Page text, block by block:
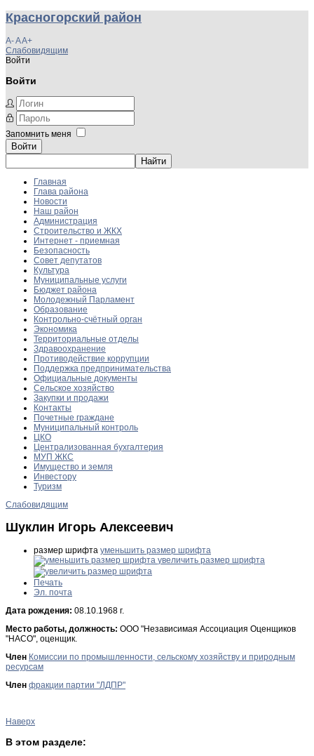
Красногорский район
A-AA+
Слабовидящим
Войти
Войти
Запомнить меня
Войти
Главная
Глава района
Новости
Наш район
Администрация
Строительство и ЖКХ
Интернет - приемная
Безопасность
Совет депутатов
Культура
Муниципальные услуги
Бюджет района
Молодежный Парламент
Образование
Контрольно-счётный орган
Экономика
Территориальные отделы
Здравоохранение
Противодействие коррупции
Поддержка предпринимательства
Официальные документы
Сельское хозяйство
Закупки и продажи
Контакты
Почетные граждане
Муниципальный контроль
ЦКО
Централизованная бухгалтерия
МУП ЖКС
Имущество и земля
Инвестору
Туризм
Слабовидящим
Шуклин Игорь Алексеевич
размер шрифта уменьшить размер шрифта
увеличить размер шрифта
Печать
Эл. почта
Дата рождения: 08.10.1968 г.
Место работы, должность: ООО "Независимая Ассоциация Оценщиков
"НАСО", оценщик.
Член Комиссии по промышленности, сельскому хозяйству и природным
ресурсам
Член фракции партии "ЛДПР"
Наверх
В этом разделе: